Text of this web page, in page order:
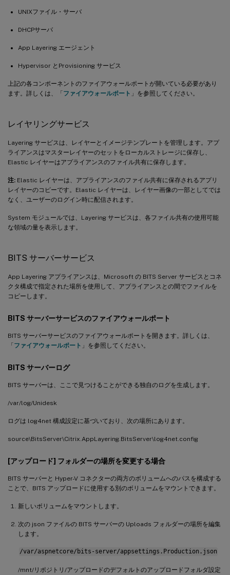
UNIXファイル・サーバ
DHCPサーバ
App Layering エージェント
Hypervisor とProvisioning サービス
上記の各コンポーネントのファイアウォールポートが開いている必要があり
ます。詳しくは、「ファイアウォールポート 」を参照してください。
レイヤリングサービス
Layering サービスは、レイヤーとイメージテンプレートを管理します。アプ
ライアンスはマスターレイヤーのセットをローカルストレージに保存し、
Elastic レイヤーはアプライアンスのファイル共有に保存します。
注: Elastic レイヤーは、アプライアンスのファイル共有に保存されるアプリ
レイヤーのコピーです。Elastic レイヤーは、レイヤー画像の一部としてでは
なく、ユーザーのログイン時に配信されます。
System モジュールでは、Layering サービスは、各ファイル共有の使用可能
な領域の量を表示します。
BITS サーバーサービス
App Layering アプライアンスは、Microsoft の BITS Server サービスとコネ
クタ構成で指定された場所を使用して、アプライアンスとの間でファイルを
コピーします。
BITS サーバーサービスのファイアウォールポート
BITS サーバーサービスのファイアウォールポートを開きます。詳しくは、
「ファイアウォールポート 」を参照してください。
BITS サーバーログ
BITS サーバーは、ここで見つけることができる独自のログを生成します。
/var/log/Unidesk
ログは log4net 構成設定に基づいており、次の場所にあります。
source\BitsServer\Citrix.AppLayering.BitsServer\log4net.config
[アップロード] フォルダーの場所を変更する場合
BITS サーバーと Hyper-V コネクターの両方のボリュームへのパスを構成する
ことで、BITS アップロードに使用する別のボリュームをマウントできます。
新しいボリュームをマウントします。
次の json ファイルの BITS サーバーの Uploads フォルダーの場所を編集
します。
/var/aspnetcore/bits-server/appsettings.Production.json
/mnt/リポジトリ/アップロードのデフォルトのアップロードフォルダ設定